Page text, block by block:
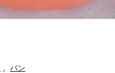
, パン